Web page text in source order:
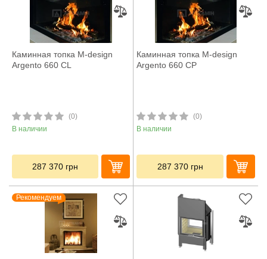
Каминная топка M-design
Argento 660 CL
(0)
В наличии
287 370 грн
Каминная топка M-design
Argento 660 CP
(0)
В наличии
287 370 грн
Рекомендуем